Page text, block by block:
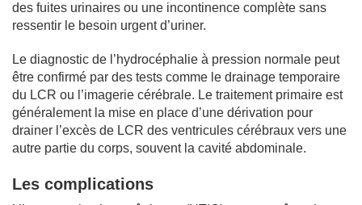
des fuites urinaires ou une incontinence complète sans
ressentir le besoin urgent d’uriner.
Le diagnostic de l’hydrocéphalie à pression normale peut
être confirmé par des tests comme le drainage temporaire
du LCR ou l’imagerie cérébrale. Le traitement primaire est
généralement la mise en place d’une dérivation pour
drainer l’excès de LCR des ventricules cérébraux vers une
autre partie du corps, souvent la cavité abdominale.
Les complications